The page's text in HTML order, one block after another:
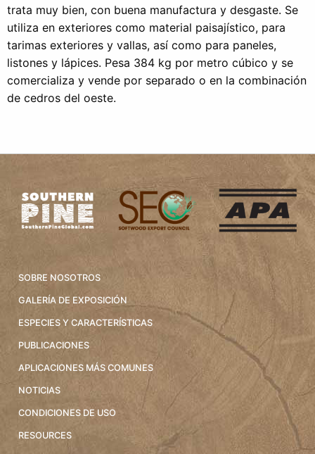
trata muy bien, con buena manufactura y desgaste. Se
utiliza en exteriores como material paisajístico, para
tarimas exteriores y vallas, así como para paneles,
listones y lápices. Pesa 384 kg por metro cúbico y se
comercializa y vende por separado o en la combinación
de cedros del oeste.
SOBRE NOSOTROS
GALERÍA DE EXPOSICIÓN
ESPECIES Y CARACTERÍSTICAS
PUBLICACIONES
APLICACIONES MÁS COMUNES
NOTICIAS
CONDICIONES DE USO
RESOURCES